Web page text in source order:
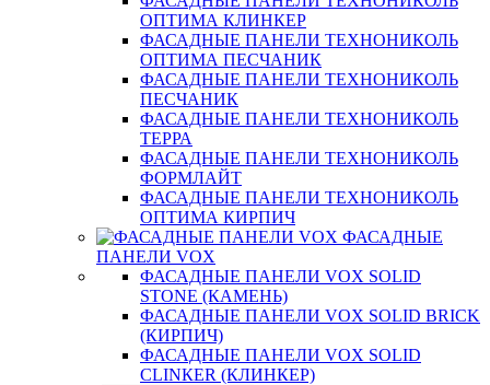
ОПТИМА КЛИНКЕР
ФАСАДНЫЕ ПАНЕЛИ ТЕХНОНИКОЛЬ
ОПТИМА ПЕСЧАНИК
ФАСАДНЫЕ ПАНЕЛИ ТЕХНОНИКОЛЬ
ПЕСЧАНИК
ФАСАДНЫЕ ПАНЕЛИ ТЕХНОНИКОЛЬ
ТЕРРА
ФАСАДНЫЕ ПАНЕЛИ ТЕХНОНИКОЛЬ
ФОРМЛАЙТ
ФАСАДНЫЕ ПАНЕЛИ ТЕХНОНИКОЛЬ
ОПТИМА КИРПИЧ
ФАСАДНЫЕ
ПАНЕЛИ VOX
ФАСАДНЫЕ ПАНЕЛИ VOX SOLID
STONE (КАМЕНЬ)
ФАСАДНЫЕ ПАНЕЛИ VOX SOLID BRICK
(КИРПИЧ)
ФАСАДНЫЕ ПАНЕЛИ VOX SOLID
CLINКER (КЛИНКЕР)